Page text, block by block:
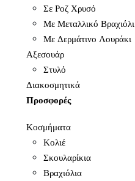
Σε Ροζ Χρυσό
Με Μεταλλικό Βραχιόλι
Με Δερμάτινο Λουράκι
Αξεσουάρ
Στυλό
Διακοσμητικά
Προσφορές
Κοσμήματα
Κολιέ
Σκουλαρίκια
Βραχιόλια